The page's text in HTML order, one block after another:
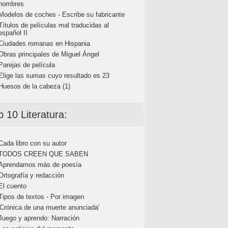
de coches - Escribe su fabricante
de películas mal traducidas al
II
romanas en Hispania
principales de Miguel Ángel
de película
las sumas cuyo resultado es 23
de la cabeza (1)
10 Literatura:
libro con su autor
CREEN QUE SABEN
más de poesía
y redacción
cuento
de textos - Por imagen
de una muerte anunciada'
y aprendo: Narración